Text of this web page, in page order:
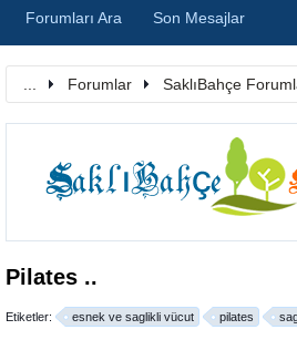
Forumlar SaklıBahçe
Pilates ..
Etiketler: esnek ve saglikli vücut pilates
Forumları Ara Son Mesajlar